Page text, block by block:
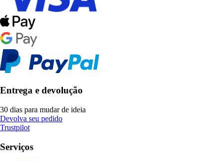
Entrega e devolução
30 dias para mudar de ideia
Devolva seu pedido
Trustpilot
Serviços